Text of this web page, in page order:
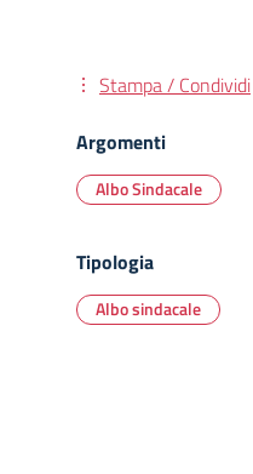
Stampa / Condividi
Argomenti
Albo Sindacale
Tipologia
Albo sindacale